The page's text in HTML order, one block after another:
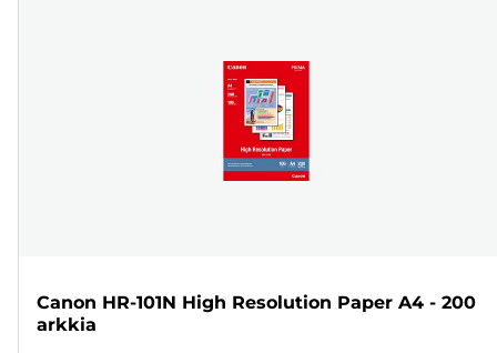
Canon HR-101N High Resolution Paper A4 - 200
arkkia